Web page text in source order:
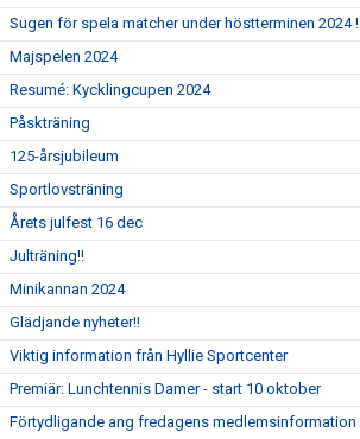
Sugen för spela matcher under höstterminen 2024 !
Majspelen 2024
Resumé: Kycklingcupen 2024
Påskträning
125-årsjubileum
Sportlovsträning
Årets julfest 16 dec
Julträning!!
Minikannan 2024
Glädjande nyheter!!
Viktig information från Hyllie Sportcenter
Premiär: Lunchtennis Damer - start 10 oktober
Förtydligande ang fredagens medlemsinformation